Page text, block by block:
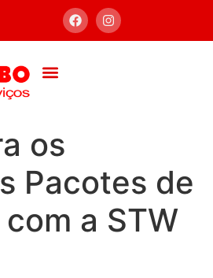
os
Pacotes de
a STW